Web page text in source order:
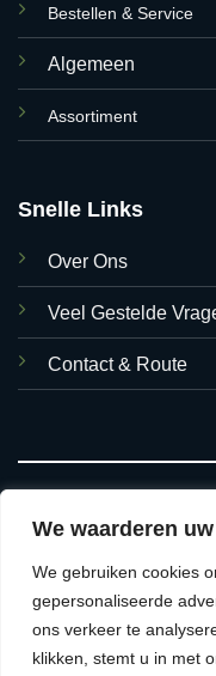
We waarderen
We gebruiken cookies
gepersonaliseerde
ons verkeer te
klikken, stemt u in met
Bestellen & Service
Algemeen
Assortiment
Snelle Links
Over Ons
Veel Gestelde
Contact & Route
© 2026
ALGEMENE